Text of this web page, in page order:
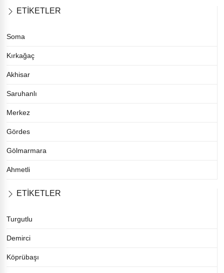
ETİKETLER
Soma
Kırkağaç
Akhisar
Saruhanlı
Merkez
Gördes
Gölmarmara
Ahmetli
ETİKETLER
Turgutlu
Demirci
Köprübaşı